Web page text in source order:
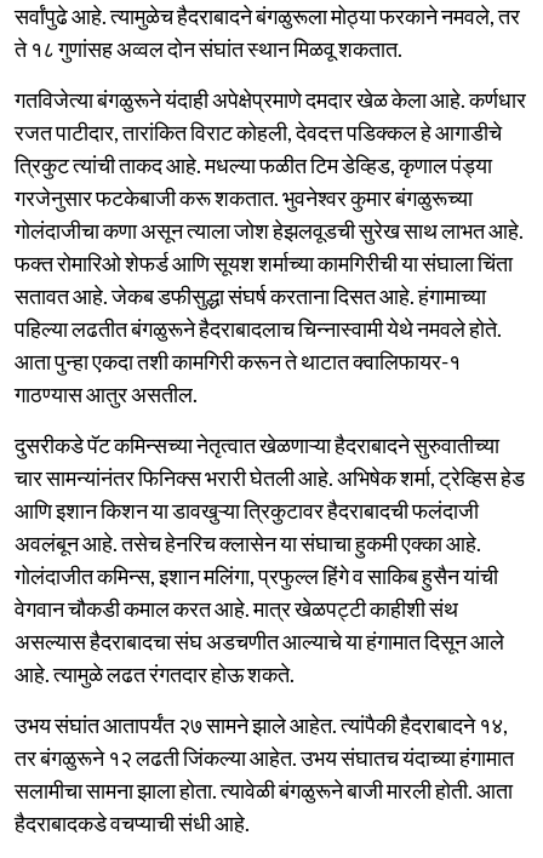
सर्वांपुढे आहे. त्यामुळेच हैदराबादने बंगळुरूला मोठ्या फरकाने नमवले, तर
ते १८ गुणांसह अव्वल दोन संघांत स्थान मिळवू शकतात.
गतविजेत्या बंगळुरूने यंदाही अपेक्षेप्रमाणे दमदार खेळ केला आहे. कर्णधार
रजत पाटीदार, तारांकित विराट कोहली, देवदत्त पडिक्कल हे आगाडीचे
त्रिकुट त्यांची ताकद आहे. मधल्या फळीत टिम डेव्हिड, कृणाल पंड्या
गरजेनुसार फटकेबाजी करू शकतात. भुवनेश्वर कुमार बंगळुरूच्या
गोलंदाजीचा कणा असून त्याला जोश हेझलवूडची सुरेख साथ लाभत आहे.
फक्त रोमारिओ शेफर्ड आणि सूयश शर्माच्या कामगिरीची या संघाला चिंता
सतावत आहे. जेकब डफीसुद्धा संघर्ष करताना दिसत आहे. हंगामाच्या
पहिल्या लढतीत बंगळुरूने हैदराबादलाच चिन्नास्वामी येथे नमवले होते.
आता पुन्हा एकदा तशी कामगिरी करून ते थाटात क्वालिफायर-१
गाठण्यास आतुर असतील.
दुसरीकडे पॅट कमिन्सच्या नेतृत्वात खेळणाऱ्या हैदराबादने सुरुवातीच्या
चार सामन्यांनंतर फिनिक्स भरारी घेतली आहे. अभिषेक शर्मा, ट्रेव्हिस हेड
आणि इशान किशन या डावखुऱ्या त्रिकुटावर हैदराबादची फलंदाजी
अवलंबून आहे. तसेच हेनरिच क्लासेन या संघाचा हुकमी एक्का आहे.
गोलंदाजीत कमिन्स, इशान मलिंगा, प्रफुल्ल हिंगे व साकिब हुसैन यांची
वेगवान चौकडी कमाल करत आहे. मात्र खेळपट्टी काहीशी संथ
असल्यास हैदराबादचा संघ अडचणीत आल्याचे या हंगामात दिसून आले
आहे. त्यामुळे लढत रंगतदार होऊ शकते.
उभय संघांत आतापर्यंत २७ सामने झाले आहेत. त्यांपैकी हैदराबादने १४,
तर बंगळुरूने १२ लढती जिंकल्या आहेत. उभय संघातच यंदाच्या हंगामात
सलामीचा सामना झाला होता. त्यावेळी बंगळुरूने बाजी मारली होती. आता
हैदराबादकडे वचप्याची संधी आहे.